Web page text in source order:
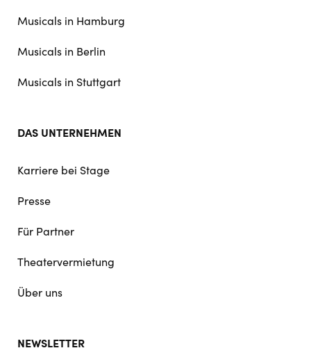
Musicals in Hamburg
Musicals in Berlin
Musicals in Stuttgart
DAS UNTERNEHMEN
Karriere bei Stage
Presse
Für Partner
Theatervermietung
Über uns
NEWSLETTER